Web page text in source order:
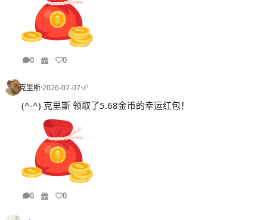
0 0
克里斯·2026-07-07·
(^-^) 克里斯 领取了5.68金币的幸运红包！
0 0